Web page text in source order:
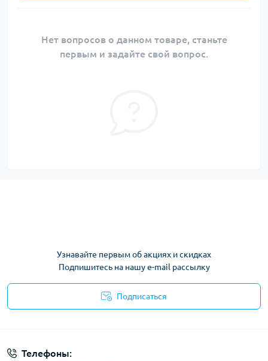
Нет вопросов о данном товаре, станьте
первым и задайте свой вопрос.
Узнавайте первым об акциях и скидках
Подпишитесь на нашу e-mail рассылку
Подписаться
Телефоны: